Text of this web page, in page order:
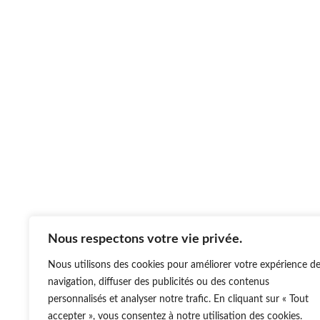
Nous respectons votre vie privée.
Nous utilisons des cookies pour améliorer votre expérience de
navigation, diffuser des publicités ou des contenus
personnalisés et analyser notre trafic. En cliquant sur « Tout
accepter », vous consentez à notre utilisation des cookies.